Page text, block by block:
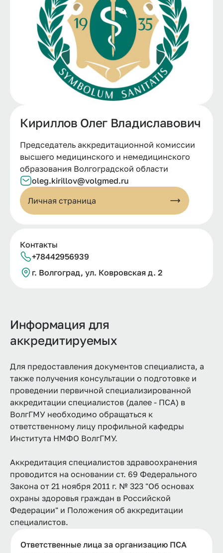
Кириллов Олег Владиславович
Председатель аккредитационной комиссии
высшего медицинского и немедицинского
образования Волгоградской области
oleg.kirillov@volgmed.ru
Личная страница
Контакты
+78442956939
г. Волгоград, ул. Ковровская д. 2
Информация для
аккредитируемых
Для предоставления документов специалиста, а
также получения консультации о подготовке и
проведении первичной специализированной
аккредитации специалистов (далее - ПСА) в
ВолгГМУ необходимо обращаться к
ответственному лицу профильной кафедры
Института НМФО ВолгГМУ.
Аккредитация специалистов здравоохранения
проводится на основании ст. 69 Федерального
Закона от 21 ноября 2011 г. № 323 "Об основах
охраны здоровья граждан в Российской
Федерации" и Положения об аккредитации
специалистов.
Ответственные лица за организацию ПСА